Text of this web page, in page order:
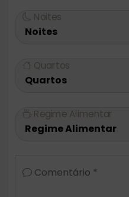
Noites
Quartos
Regime Alimentar
Comentário *